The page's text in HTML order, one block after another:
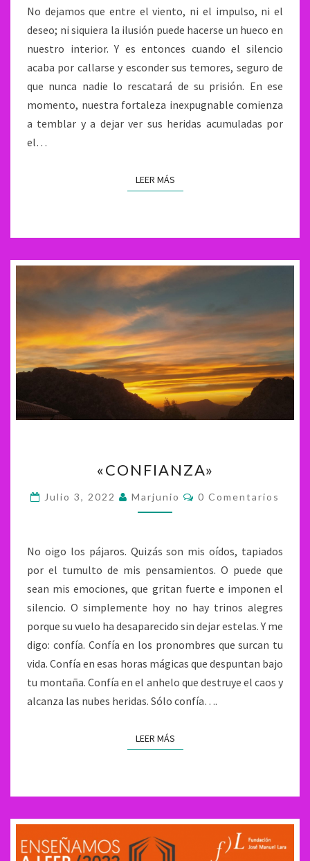
No dejamos que entre el viento, ni el impulso, ni el
deseo; ni siquiera la ilusión puede hacerse un hueco en
nuestro interior. Y es entonces cuando el silencio
acaba por callarse y esconder sus temores, seguro de
que nunca nadie lo rescatará de su prisión. En ese
momento, nuestra fortaleza inexpugnable comienza
a temblar y a dejar ver sus heridas acumuladas por
el…
LEER MÁSLEER MÁS
«CONFIANZA»
Julio 3, 2022 Marjunio Comentarios
0 Comentarios
No oigo los pájaros. Quizás son mis oídos, tapiados
por el tumulto de mis pensamientos. O puede que
sean mis emociones, que gritan fuerte e imponen el
silencio. O simplemente hoy no hay trinos alegres
porque su vuelo ha desaparecido sin dejar estelas. Y me
digo: confía. Confía en los pronombres que surcan tu
vida. Confía en esas horas mágicas que despuntan bajo
tu montaña. Confía en el anhelo que destruye el caos y
alcanza las nubes heridas. Sólo confía….
LEER MÁSLEER MÁS